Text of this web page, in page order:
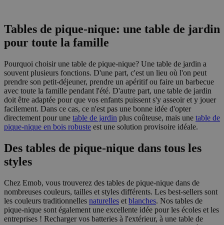
Tables de pique-nique: une table de jardin
pour toute la famille
Pourquoi choisir une table de pique-nique? Une table de jardin a
souvent plusieurs fonctions. D'une part, c'est un lieu où l'on peut
prendre son petit-déjeuner, prendre un apéritif ou faire un barbecue
avec toute la famille pendant l'été. D'autre part, une table de jardin
doit être adaptée pour que vos enfants puissent s'y asseoir et y jouer
facilement. Dans ce cas, ce n'est pas une bonne idée d'opter
directement pour une table de jardin plus coûteuse, mais une table de
pique-nique en bois robuste est une solution provisoire idéale.
Des tables de pique-nique dans tous les
styles
Chez Emob, vous trouverez des tables de pique-nique dans de
nombreuses couleurs, tailles et styles différents. Les best-sellers sont
les couleurs traditionnelles naturelles et blanches. Nos tables de
pique-nique sont également une excellente idée pour les écoles et les
entreprises ! Recharger vos batteries à l'extérieur, à une table de